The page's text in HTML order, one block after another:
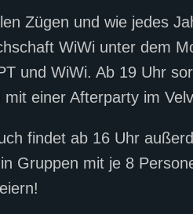
Zügen und wie jedes
WiWi unter dem
und WiWi. Ab 19 Uhr
mit einer Afterparty im
findet ab 16 Uhr
Gruppen mit je 8